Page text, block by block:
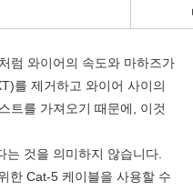
럼 와이어의 속도와 마하즈가
를 제거하고 와이어 사이의
트를 가져오기 때문에, 이것
는 것을 의미하지 않습니다.
한 Cat-5 케이블을 사용할 수